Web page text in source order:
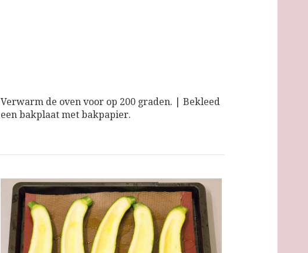
Verwarm de oven voor op 200 graden. | Bekleed
een bakplaat met bakpapier.